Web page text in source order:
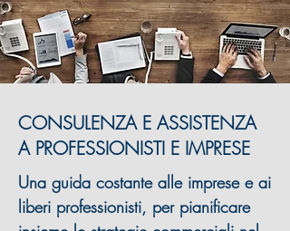
CONSULENZA E ASSISTENZA
A PROFESSIONISTI E IMPRESE
Una guida costante alle imprese e ai
liberi professionisti, per pianificare